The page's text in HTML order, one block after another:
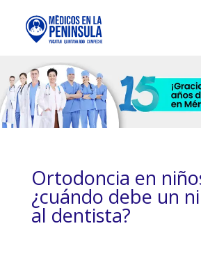
Ortodoncia en
¿cuándo debe un
al dentista?